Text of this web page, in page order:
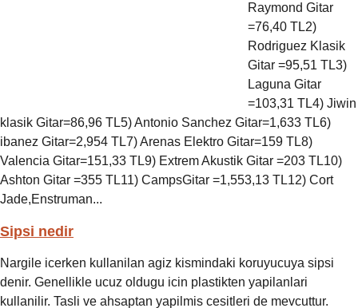
Raymond Gitar
=76,40 TL2)
Rodriguez Klasik
Gitar =95,51 TL3)
Laguna Gitar
=103,31 TL4) Jiwin
klasik Gitar=86,96 TL5) Antonio Sanchez Gitar=1,633 TL6)
ibanez Gitar=2,954 TL7) Arenas Elektro Gitar=159 TL8)
Valencia Gitar=151,33 TL9) Extrem Akustik Gitar =203 TL10)
Ashton Gitar =355 TL11) CampsGitar =1,553,13 TL12) Cort
Jade,Enstruman...
Sipsi nedir
Nargile icerken kullanilan agiz kismindaki koruyucuya sipsi
denir. Genellikle ucuz oldugu icin plastikten yapilanlari
kullanilir. Tasli ve ahsaptan yapilmis cesitleri de mevcuttur.